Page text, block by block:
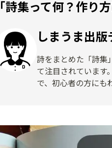
「詩集って何？作り
しまうま出版
詩をまとめた「詩集
て注目されています
で、初心者の方にも